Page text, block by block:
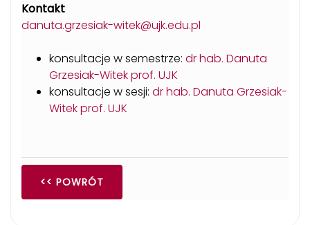
Kontakt
danuta.grzesiak-witek@ujk.edu.pl
konsultacje w semestrze: dr hab. Danuta
Grzesiak-Witek prof. UJK
konsultacje w sesji: dr hab. Danuta Grzesiak-
Witek prof. UJK
<< POWRÓT